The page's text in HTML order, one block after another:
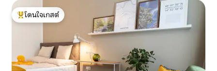
โดนใจเกสต์ที่สุด
โดนใจเกสต์